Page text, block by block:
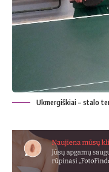
Ukmergiškiai – stalo